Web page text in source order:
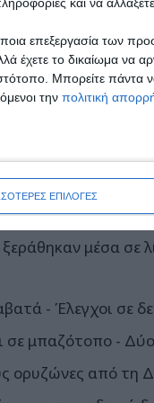
επεξεργασία των
έχετε το δικαίωμα να
Μπορείτε πάντα
την πολιτική
ΕΠΙΛΟΓΕΣ
Δ.
μέσα σε
- Έλεγχοι σε
μπαζότοπο -
ορυζώνες από τη